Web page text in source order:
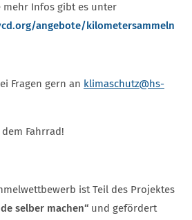
mehr Infos gibt es unter
angebote/kilometersammeln
Fragen gern an klimaschutz@hs-
Fahrrad!
ist Teil des Projektes
selber machen“ und gefördert